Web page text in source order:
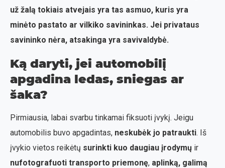
už žalą tokiais atvejais yra tas asmuo, kuris yra
minėto pastato ar vilkiko savininkas. Jei privataus
savininko nėra, atsakinga yra savivaldybė.
Ką daryti, jei automobilį
apgadina ledas, sniegas ar
šaka?
Pirmiausia, labai svarbu tinkamai fiksuoti įvykį. Jeigu
automobilis buvo apgadintas, neskubėk jo patraukti. Iš
įvykio vietos reikėtų surinkti kuo daugiau įrodymų ir
nufotografuoti transporto priemonę, aplinką, galimą